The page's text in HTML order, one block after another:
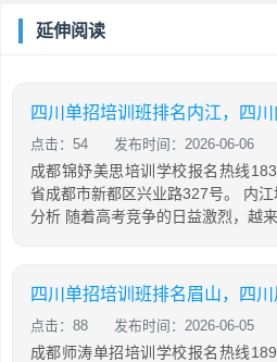
延伸阅读
点击：54 发布时间：2026-06-06
成都锦妤美思培训学校报名热线
省成都市新都区兴业路327号。 内
分析 随着高考竞争的日益激烈，越来
点击：88 发布时间：2026-06-05
成都师涛单招培训学校报名热线